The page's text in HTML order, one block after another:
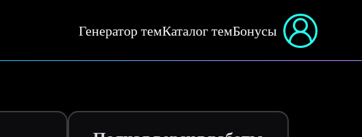
Генератор темКаталог темБонусы